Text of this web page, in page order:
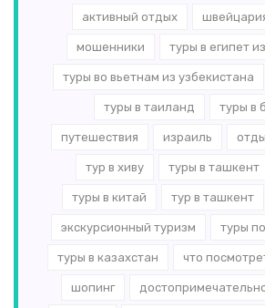
активный отдых
мошенники туры в египет
туры во вьетнам из узбекистана
туры в таиланд туры в
путешествия израиль
тур в хиву туры в ташкент
туры в китай тур в ташкент
экскурсионный туризм туры
туры в казахстан что
шопинг